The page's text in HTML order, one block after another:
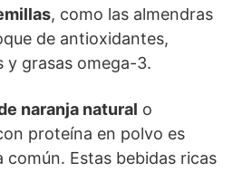
, como las almendras
de antioxidantes,
y grasas omega-3.
naranja natural o
proteína en polvo es
Estas bebidas ricas